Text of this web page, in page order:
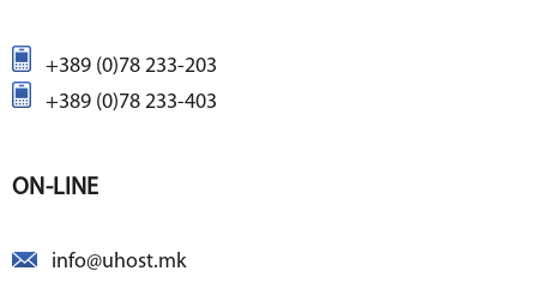
+389 (0)78 233-203
+389 (0)78 233-403
ON-LINE
info@uhost.mk